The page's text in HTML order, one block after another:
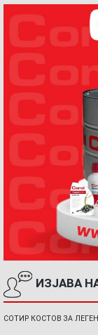
ИЗЈАВА
СОТИР КОСТОВ ЗА